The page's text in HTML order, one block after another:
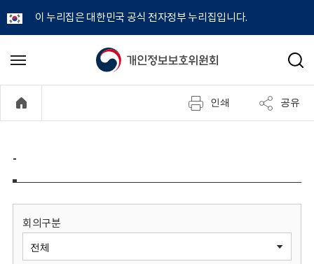
이 누리집은 대한민국 공식 전자정부 누리집입니다.
개
정
보
메
기
검
인쇄 공유
-
회의구분